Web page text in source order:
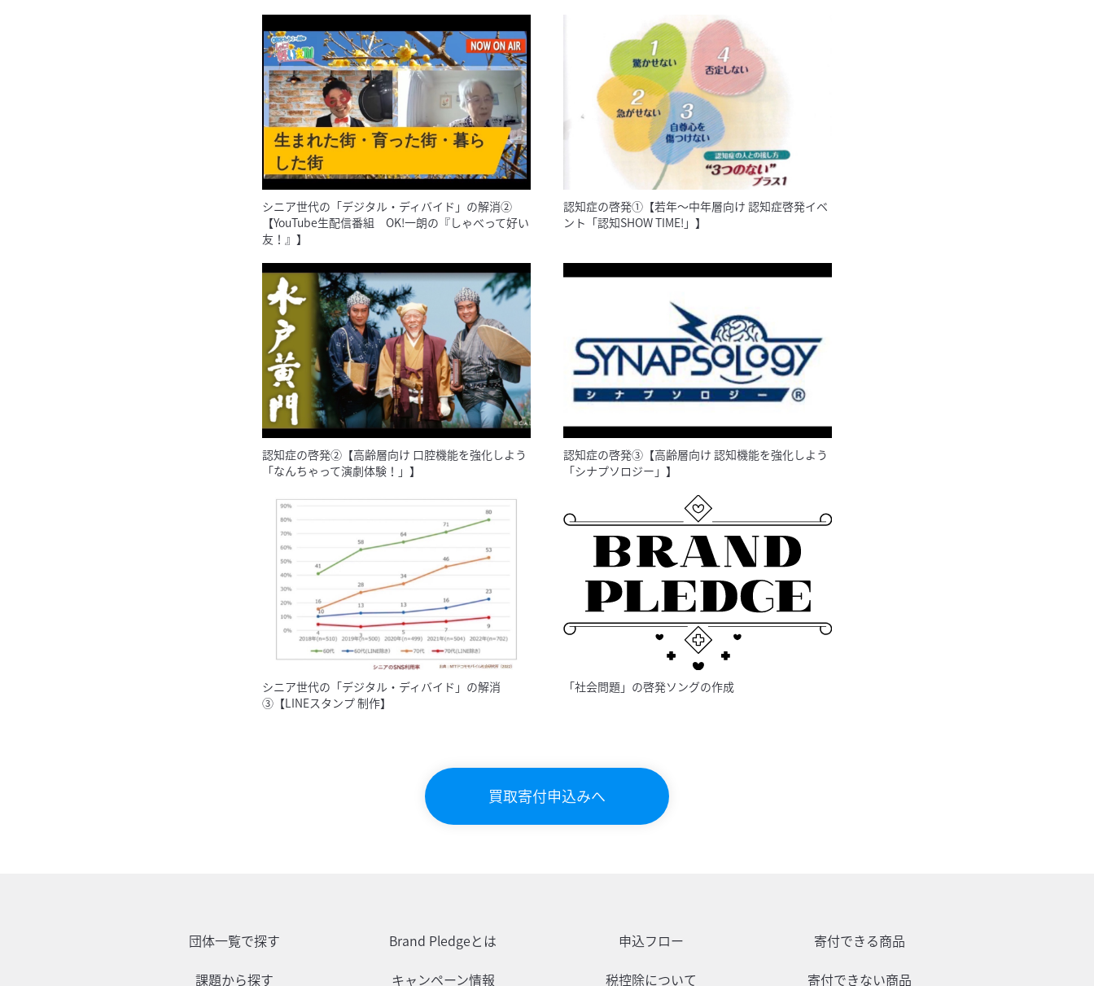
シニア世代の「デジタル・ディバイド」の解消②
【YouTube生配信番組 OK!一朗の『しゃべって好い
友！』】
認知症の啓発①【若年〜中年層向け 認知症啓発イベ
ント「認知SHOW TIME!」】
認知症の啓発②【高齢層向け 口腔機能を強化しよう
「なんちゃって演劇体験！」】
認知症の啓発③【高齢層向け 認知機能を強化しよう
「シナプソロジー」】
シニア世代の「デジタル・ディバイド」の解消
③【LINEスタンプ 制作】
「社会問題」の啓発ソングの作成
買取寄付申込みへ
団体一覧で探す Brand Pledgeとは 申込フロー
寄付できる商品
課題から探す
キャンペーン情報 税控除について 寄付できない商品